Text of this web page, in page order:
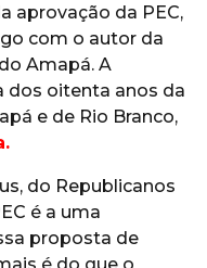
aprovação da PEC,
com o autor da
Amapá. A
dos oitenta anos da
e de Rio Branco,
do Republicanos
é a uma
proposta de